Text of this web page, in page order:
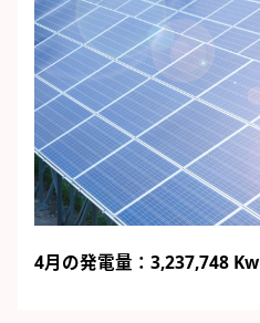
4月の発電量：3,237,748 Kw